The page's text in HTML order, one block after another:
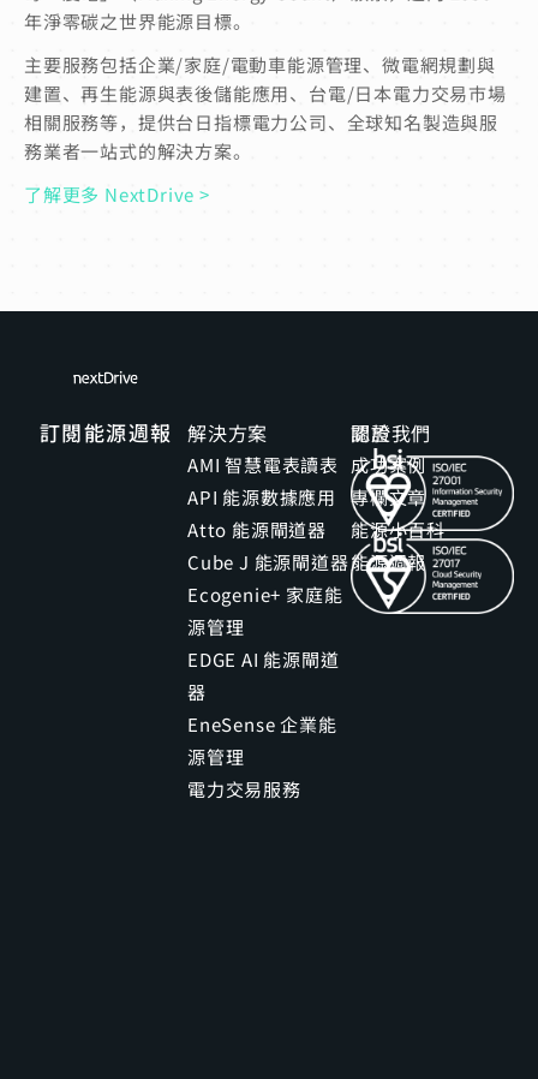
年淨零碳之世界能源目標。
主要服務包括企業/家庭/電動車能源管理、微電網規劃與
建置、再生能源與表後儲能應用、台電/日本電力交易市場
相關服務等，提供台日指標電力公司、全球知名製造與服
務業者一站式的解決方案。
了解更多 NextDrive >
訂閱能源週報 解決方案
AMI 智慧電表讀表
API 能源數據應用
Atto 能源閘道器
Cube J 能源閘道器
Ecogenie+ 家庭能
源管理
EDGE AI 能源閘道
器
EneSense 企業能
源管理
電力交易服務
關於我們
成功案例
專欄文章
能源小百科
能源週報
認證